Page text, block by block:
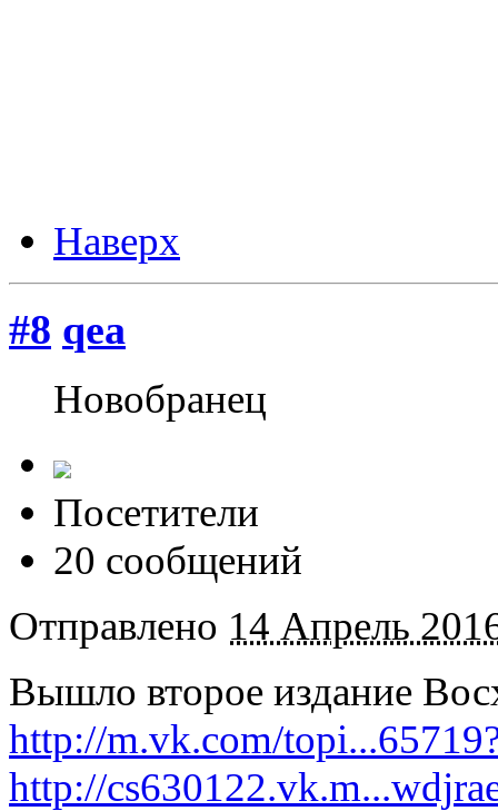
Наверх
#8 qea
Новобранец
Посетители
20 сообщений
Отправлено 14 Апрель
Вышло второе издание
http://m.vk.com/
http://